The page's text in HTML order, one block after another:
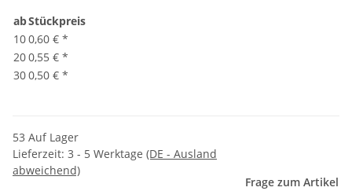
abStückpreis
100,60 € *
200,55 € *
300,50 € *
53 Auf Lager
Lieferzeit: 3 - 5 Werktage (DE - Ausland
abweichend)
Frage zum Artikel